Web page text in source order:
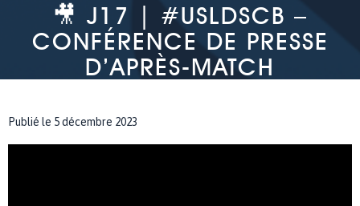
🎥 J17 | #USLDSCB –
CONFÉRENCE DE PRESSE
D’APRÈS-MATCH
Publié le 5 décembre 2023